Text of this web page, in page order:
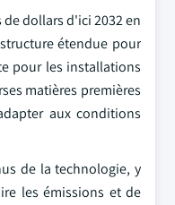
dollars d'ici 2032 en
étendue pour
pour les installations
matières premières
aux conditions
de la technologie, y
les émissions et de